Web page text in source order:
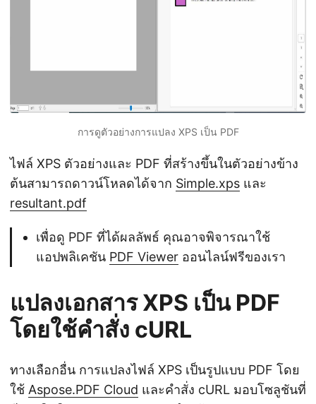
การดูตัวอย่างการแปลง XPS เป็น PDF
ไฟล์ XPS ตัวอย่างและ PDF ที่สร้างขึ้นในตัวอย่างข้าง
ต้นสามารถดาวน์โหลดได้จาก Simple.xps และ
resultant.pdf
เพื่อดู PDF ที่ได้ผลลัพธ์ คุณอาจพิจารณาใช้
แอปพลิเคชัน PDF Viewer ออนไลน์ฟรีของเรา
แปลงเอกสาร XPS เป็น PDF
โดยใช้คำสั่ง cURL
ทางเลือกอื่น การแปลงไฟล์ XPS เป็นรูปแบบ PDF โดย
ใช้ Aspose.PDF Cloud และคำสั่ง cURL มอบโซลูชันที่